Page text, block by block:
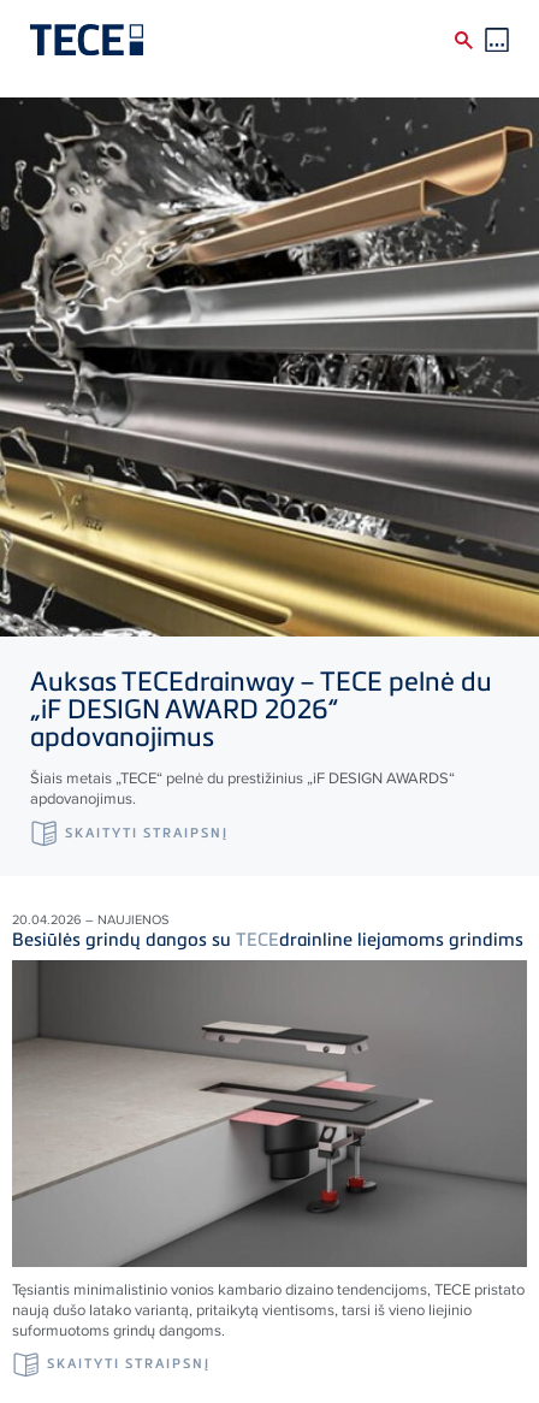
Skip to main content
AuksasTECEdrainway –TECE pelnė du
„iF DESIGN AWARD 2026“
apdovanojimus
Šiais metais „TECE“ pelnė du prestižinius „iF DESIGN AWARDS“
apdovanojimus.
SKAITYTI STRAIPSNĮ
20.04.2026 – NAUJIENOS
Besiūlės grindų dangos su TECEdrainline liejamoms grindims
Tęsiantis minimalistinio vonios kambario dizaino tendencijoms,TECE pristato
naują dušo latako variantą, pritaikytą vientisoms, tarsi iš vieno liejinio
suformuotoms grindų dangoms.
SKAITYTI STRAIPSNĮ